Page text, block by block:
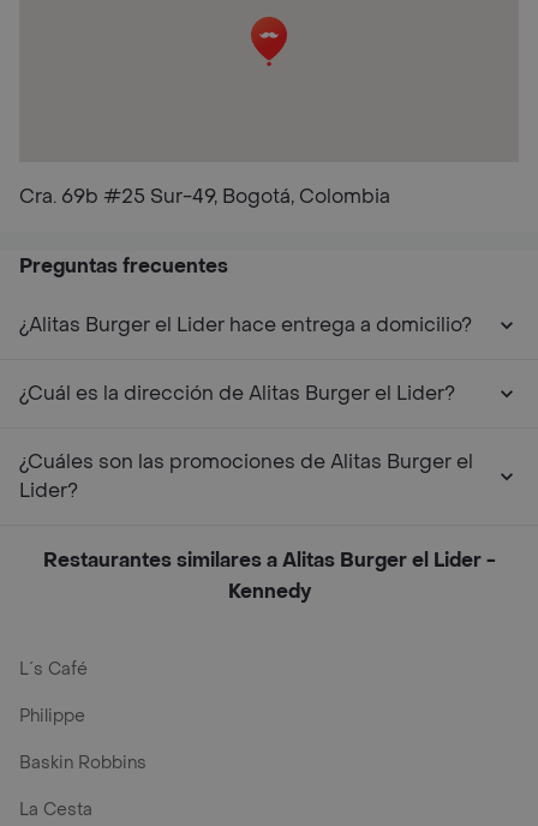
Cra. 69b #25 Sur-49, Bogotá, Colombia
Preguntas frecuentes
¿Alitas Burger el Lider hace entrega a domicilio?
¿Cuál es la dirección de Alitas Burger el Lider?
¿Cuáles son las promociones de Alitas Burger el
Lider?
Restaurantes similares a Alitas Burger el Lider -
Kennedy
L´s Café
Philippe
Baskin Robbins
La Cesta